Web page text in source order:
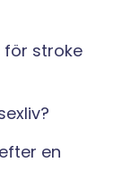
för stroke
en